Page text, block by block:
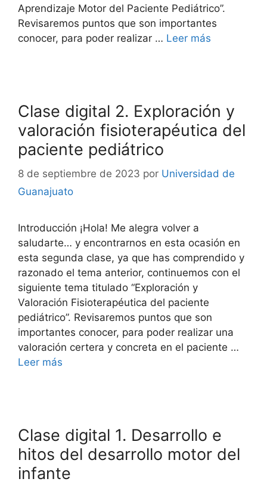
Aprendizaje Motor del Paciente Pediátrico”.
Revisaremos puntos que son importantes
conocer, para poder realizar … Leer más
Clase digital 2. Exploración y
valoración fisioterapéutica del
paciente pediátrico
8 de septiembre de 2023 por Universidad de
Guanajuato
Introducción ¡Hola! Me alegra volver a
saludarte… y encontrarnos en esta ocasión en
esta segunda clase, ya que has comprendido y
razonado el tema anterior, continuemos con el
siguiente tema titulado “Exploración y
Valoración Fisioterapéutica del paciente
pediátrico”. Revisaremos puntos que son
importantes conocer, para poder realizar una
valoración certera y concreta en el paciente …
Leer más
Clase digital 1. Desarrollo e
hitos del desarrollo motor del
infante